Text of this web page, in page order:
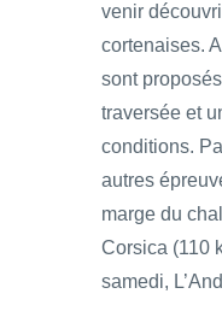
venir
cortenaises.
sont
traversée et
conditions.
autres
marge du
Corsica (110
samedi,